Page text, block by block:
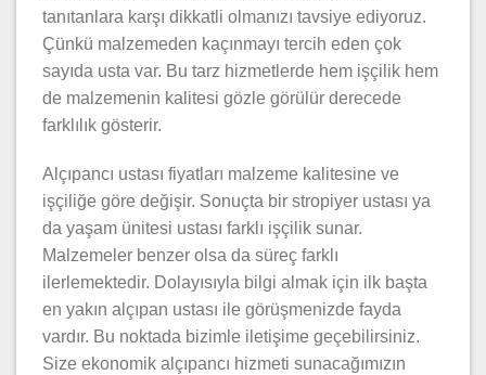
tanıtanlara karşı dikkatli olmanızı tavsiye ediyoruz.
Çünkü malzemeden kaçınmayı tercih eden çok
sayıda usta var. Bu tarz hizmetlerde hem işçilik hem
de malzemenin kalitesi gözle görülür derecede
farklılık gösterir.
Alçıpancı ustası fiyatları malzeme kalitesine ve
işçiliğe göre değişir. Sonuçta bir stropiyer ustası ya
da yaşam ünitesi ustası farklı işçilik sunar.
Malzemeler benzer olsa da süreç farklı
ilerlemektedir. Dolayısıyla bilgi almak için ilk başta
en yakın alçıpan ustası ile görüşmenizde fayda
vardır. Bu noktada bizimle iletişime geçebilirsiniz.
Size ekonomik alçıpancı hizmeti sunacağımızın